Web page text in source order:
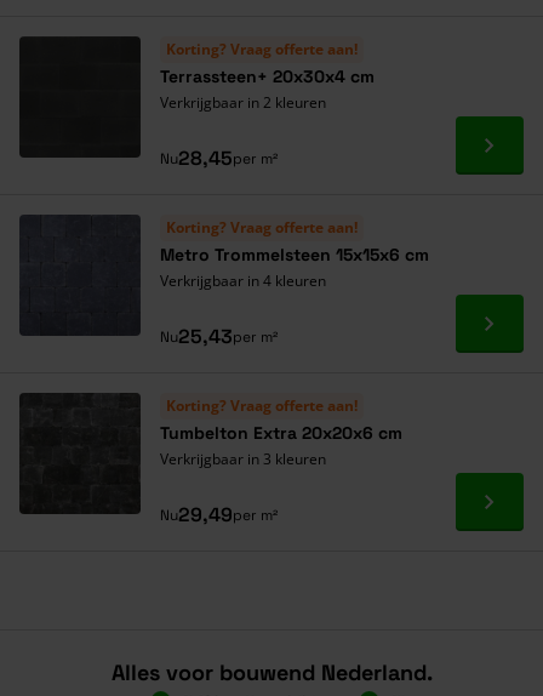
Korting? Vraag offerte aan!
Terrassteen+ 20x30x4 cm
Verkrijgbaar in 2 kleuren
Nu28,45per m² Ga
Korting? Vraag offerte aan!
Metro Trommelsteen 15x15x6 cm
Verkrijgbaar in 4 kleuren
Nu25,43per m² Ga
Korting? Vraag offerte aan!
Tumbelton Extra 20x20x6 cm
Verkrijgbaar in 3 kleuren
Nu29,49per m² Ga
Alles voor bouwend Nederland.